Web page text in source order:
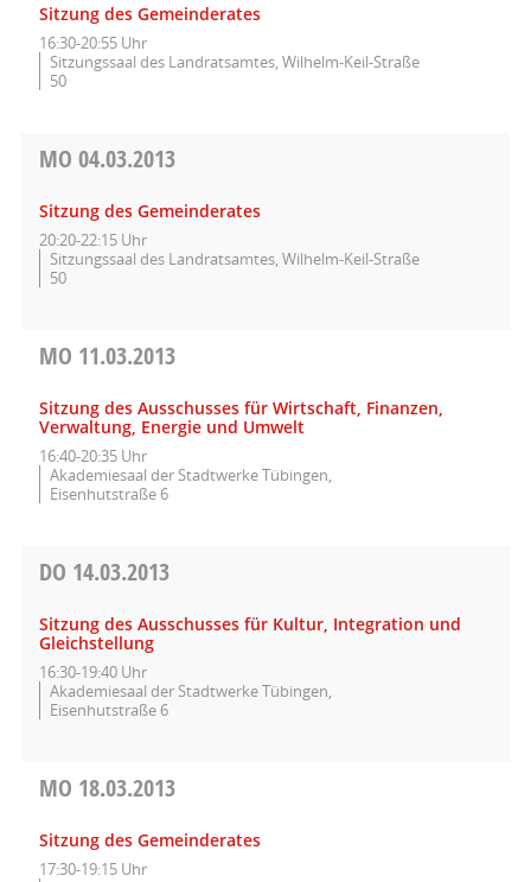
Sitzung des Gemeinderates
16:30-20:55 Uhr
Sitzungssaal des Landratsamtes, Wilhelm-Keil-Straße
50
MO 04.03.2013
Sitzung des Gemeinderates
20:20-22:15 Uhr
Sitzungssaal des Landratsamtes, Wilhelm-Keil-Straße
50
MO 11.03.2013
Sitzung des Ausschusses für Wirtschaft, Finanzen,
Verwaltung, Energie und Umwelt
16:40-20:35 Uhr
Akademiesaal der Stadtwerke Tübingen,
Eisenhutstraße 6
DO 14.03.2013
Sitzung des Ausschusses für Kultur, Integration und
Gleichstellung
16:30-19:40 Uhr
Akademiesaal der Stadtwerke Tübingen,
Eisenhutstraße 6
MO 18.03.2013
Sitzung des Gemeinderates
17:30-19:15 Uhr